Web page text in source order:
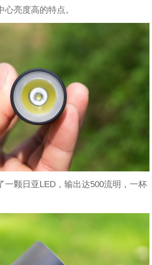
亮度高的特点。
一颗日亚LED，输出达500流明，一杯